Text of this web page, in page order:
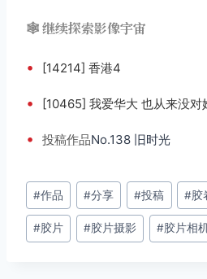
🕸️ 继续探索影像宇宙
• [14214] 香港4
• [10465] 我爱华大 也从来没对
• 投稿作品No.138 旧时光
文
章
标
#作品 #分享 #投稿 #胶
#胶片 #胶片摄影 #胶片相